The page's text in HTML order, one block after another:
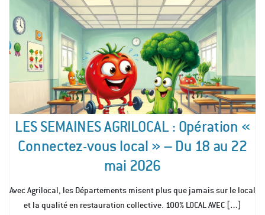
LES SEMAINES AGRILOCAL : Opération «
Connectez-vous local » – Du 18 au 22
mai 2026
Avec Agrilocal, les Départements misent plus que jamais sur le local
et la qualité en restauration collective. 100% LOCAL AVEC […]